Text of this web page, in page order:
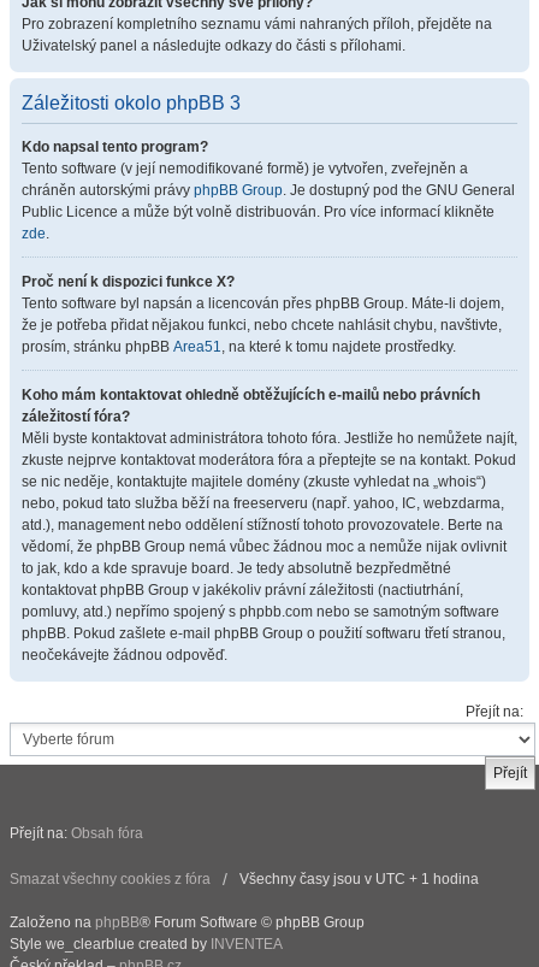
Pro zobrazení kompletního seznamu vámi nahraných příloh, přejděte na
Uživatelský panel a následujte odkazy do části s přílohami.
Záležitosti okolo phpBB 3
Kdo napsal tento program?
Tento software (v její nemodifikované formě) je vytvořen, zveřejněn a
chráněn autorskými právy phpBB Group. Je dostupný pod the GNU General
Public Licence a může být volně distribuován. Pro více informací klikněte
zde.
Proč není k dispozici funkce X?
Tento software byl napsán a licencován přes phpBB Group. Máte-li dojem,
že je potřeba přidat nějakou funkci, nebo chcete nahlásit chybu, navštivte,
prosím, stránku phpBB Area51, na které k tomu najdete prostředky.
Koho mám kontaktovat ohledně obtěžujících e-mailů nebo právních
záležitostí fóra?
Měli byste kontaktovat administrátora tohoto fóra. Jestliže ho nemůžete najít,
zkuste nejprve kontaktovat moderátora fóra a přeptejte se na kontakt. Pokud
se nic neděje, kontaktujte majitele domény (zkuste vyhledat na „whois“)
nebo, pokud tato služba běží na freeserveru (např. yahoo, IC, webzdarma,
atd.), management nebo oddělení stížností tohoto provozovatele. Berte na
vědomí, že phpBB Group nemá vůbec žádnou moc a nemůže nijak ovlivnit
to jak, kdo a kde spravuje board. Je tedy absolutně bezpředmětné
kontaktovat phpBB Group v jakékoliv právní záležitosti (nactiutrhání,
pomluvy, atd.) nepřímo spojený s phpbb.com nebo se samotným software
phpBB. Pokud zašlete e-mail phpBB Group o použití softwaru třetí stranou,
neočekávejte žádnou odpověď.
Přejít na:
Přejít na: Obsah fóra
Smazat všechny cookies z fóra Všechny časy jsou v UTC + 1 hodina
Založeno na phpBB® Forum Software © phpBB Group
Style we_clearblue created by INVENTEA